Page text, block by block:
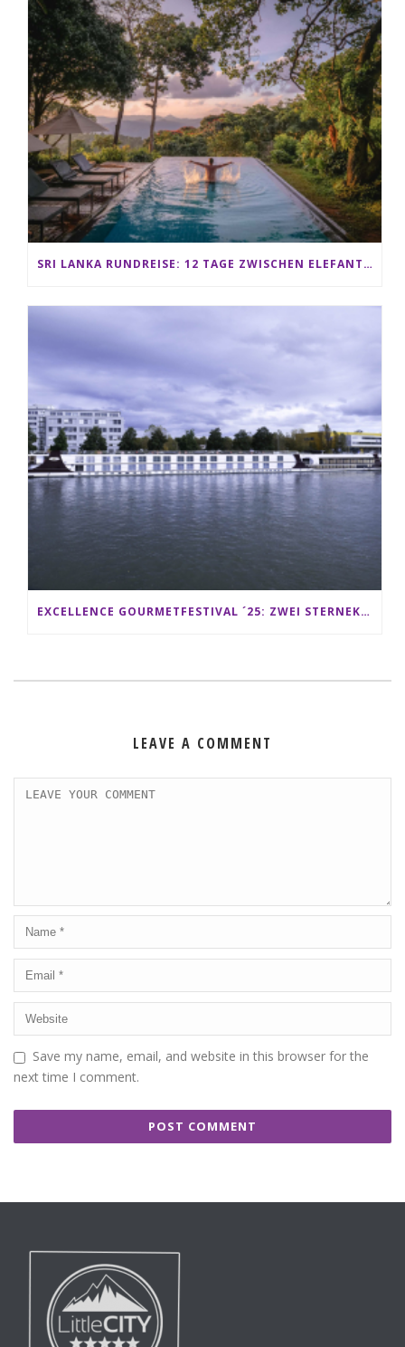
SRI LANKA RUNDREISE: 12 TAGE ZWISCHEN ELEFANTEN, TEEPLANTAGEN & STRAND ALS FAMILIE
EXCELLENCE GOURMETFESTIVAL ´25: ZWEI STERNEKÖCHE ANTONIO GUIDA & DARIO MORESCO VERWÖHNEN IHRE GÄSTE AUF EINER LUXERIÖSEN SCHIFFSREISE
LEAVE A COMMENT
Save my name, email, and website in this browser for the
next time I comment.